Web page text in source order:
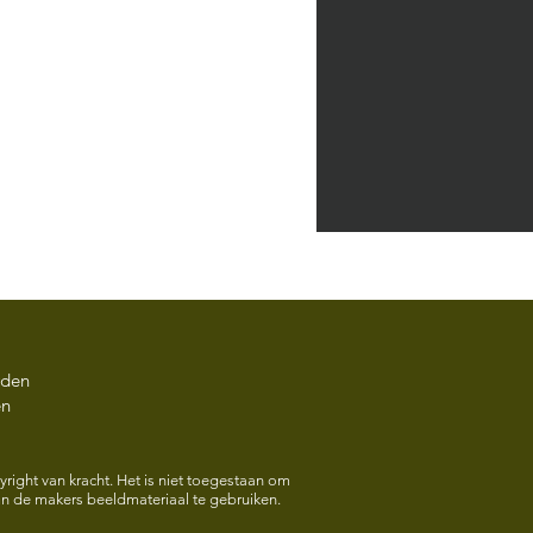
100-jarig
Meet & Greet de
van kracht. Het is niet toegestaan om
de makers beeldmateriaal te gebruiken.